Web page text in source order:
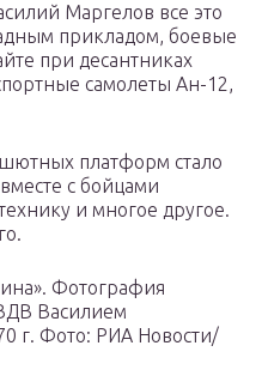
Маргелов все это
прикладом, боевые
при десантниках
самолеты Ан-12,
платформ стало
с бойцами
и многое другое.
Фотография
Василием
г. Фото: РИА Новости/